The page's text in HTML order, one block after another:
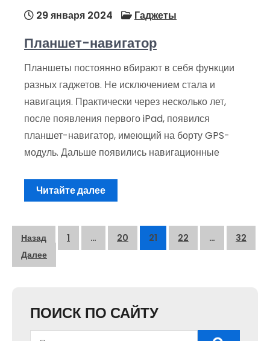
29 января 2024 Гаджеты
Планшет-навигатор
Планшеты постоянно вбирают в себя функции
разных гаджетов. Не исключением стала и
навигация. Практически через несколько лет,
после появления первого iPad, появился
планшет-навигатор, имеющий на борту GPS-
модуль. Дальше появились навигационные
Читайте далее
Пагинация
записей
Назад 1 … 20 21 22 …
32
Далее
ПОИСК ПО САЙТУ